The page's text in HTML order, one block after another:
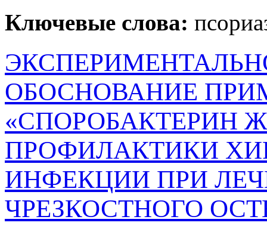
Ключевые слова:
ОБОСНОВАНИЕ
«СПОРОБАКТЕРИН
ПРОФИЛАКТИКИ
ИНФЕКЦИИ ПРИ
ЧРЕЗКОСТНОГО